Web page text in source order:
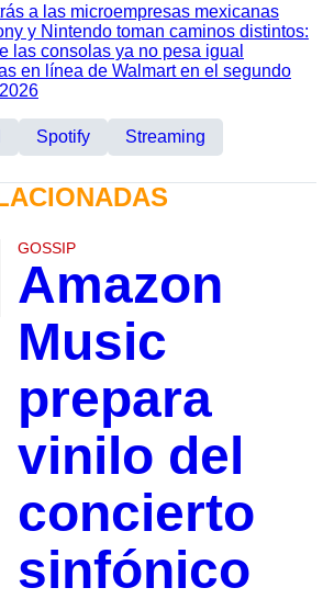
a las microempresas mexicanas
y Nintendo toman caminos distintos:
las consolas ya no pesa igual
en línea de Walmart en el segundo
Spotify Streaming
GOSSIP
Amazon
Music
prepara
vinilo del
concierto
sinfónico